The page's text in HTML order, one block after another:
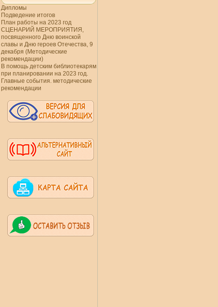
Дипломы
Подведение итогов
План работы на 2023 год
СЦЕНАРИЙ МЕРОПРИЯТИЯ,
посвященного Дню воинской
славы и Дню героев Отечества, 9
декабря (Методические
рекомендации)
В помощь детским библиотекарям
при планировании на 2023 год.
Главные события. методические
рекомендации